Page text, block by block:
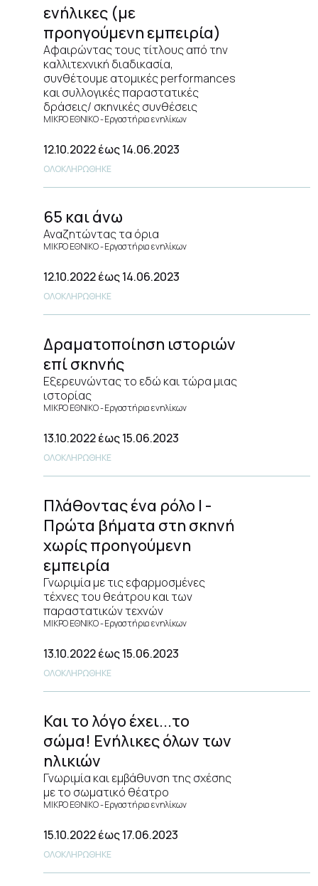
12.10.2022έως 14.06.2023
ΟΛΟΚΛΗΡΩΘΗΚΕ
ενήλικες (με
προηγούμενη εμπειρία)
Αφαιρώντας τους τίτλους από την
καλλιτεχνική διαδικασία,
συνθέτουμε ατομικές performances
και συλλογικές παραστατικές
δράσεις/ σκηνικές συνθέσεις
ΜΙΚΡΟ ΕΘΝΙΚΟ Εργαστήρια ενηλίκων
12.10.2022έως 14.06.2023
ΟΛΟΚΛΗΡΩΘΗΚΕ
65 και άνω
Αναζητώντας τα όρια
ΜΙΚΡΟ ΕΘΝΙΚΟ Εργαστήρια ενηλίκων
13.10.2022έως 15.06.2023
ΟΛΟΚΛΗΡΩΘΗΚΕ
Δραματοποίηση ιστοριών
επί σκηνής
Εξερευνώντας το εδώ και τώρα μιας
ιστορίας
ΜΙΚΡΟ ΕΘΝΙΚΟ Εργαστήρια ενηλίκων
13.10.2022έως 15.06.2023
ΟΛΟΚΛΗΡΩΘΗΚΕ
Πλάθοντας ένα ρόλο Ι -
Πρώτα βήματα στη σκηνή
χωρίς προηγούμενη
εμπειρία
Γνωριμία με τις εφαρμοσμένες
τέχνες του θεάτρου και των
παραστατικών τεχνών
ΜΙΚΡΟ ΕΘΝΙΚΟ Εργαστήρια ενηλίκων
15.10.2022έως 17.06.2023
ΟΛΟΚΛΗΡΩΘΗΚΕ
Και το λόγο έχει...το
σώμα! Ενήλικες όλων των
ηλικιών
Γνωριμία και εμβάθυνση της σχέσης
με το σωματικό θέατρο
ΜΙΚΡΟ ΕΘΝΙΚΟ Εργαστήρια ενηλίκων